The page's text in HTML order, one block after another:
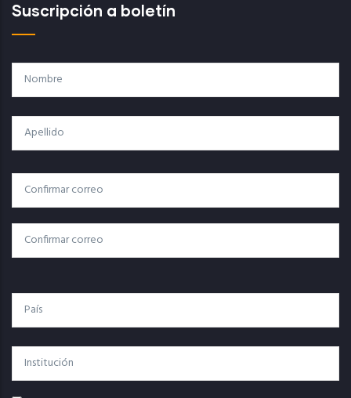
Suscripción a boletín
Nombre
Apellido
Correo
Electrónico
Correo Electrónico
Confirmar Correo
País
Institución